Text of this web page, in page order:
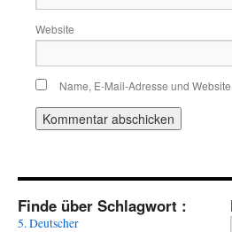
Website
Name, E-Mail-Adresse und
Finde über Schlagwort :
5. Deutscher